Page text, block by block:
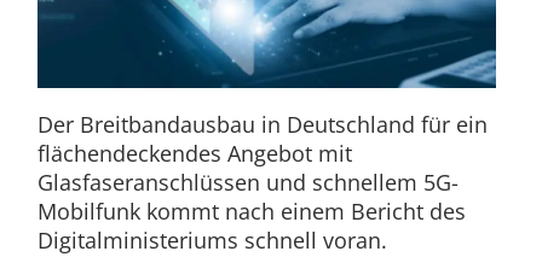
Der Breitbandausbau in Deutschland für ein
flächendeckendes Angebot mit
Glasfaseranschlüssen und schnellem 5G-
Mobilfunk kommt nach einem Bericht des
Digitalministeriums schnell voran.